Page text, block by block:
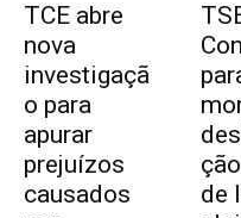
TCE abre
nova
investigaçã
o para
apurar
prejuízos
causados
de